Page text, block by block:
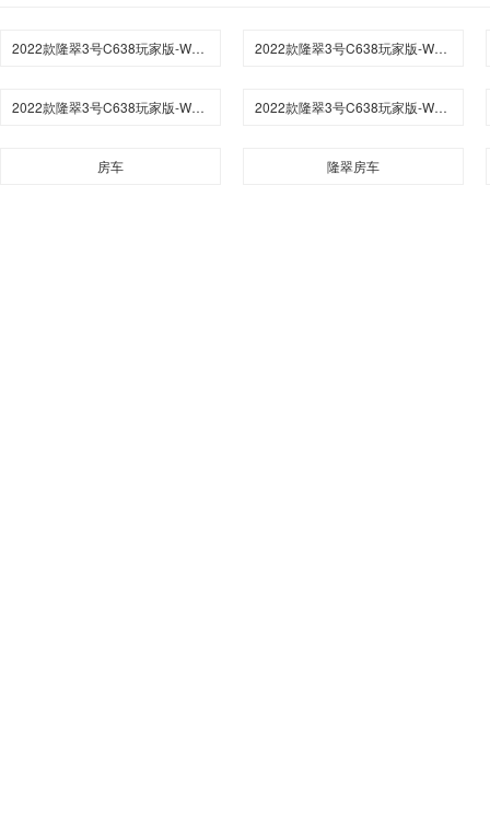
2022款隆翠3号C638玩家版-W无拓中后门综述介绍 2022款隆翠3号C638玩家版-W无拓中后门参数
2022款隆翠3号C638玩家版-W无拓中后门点评 2022款隆翠3号C638玩家版-W无拓中后门报价
房车 隆翠房车